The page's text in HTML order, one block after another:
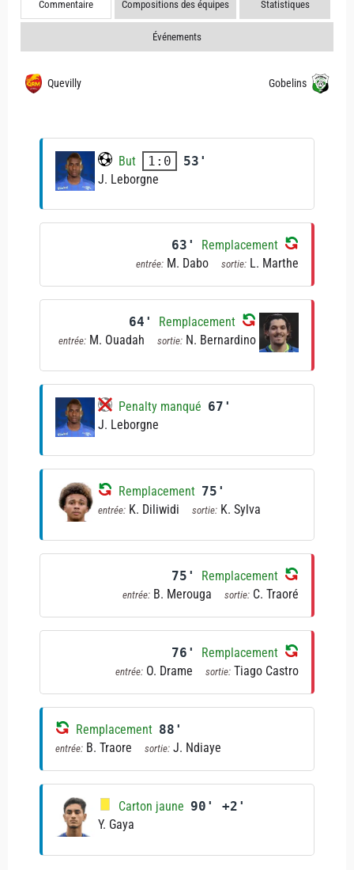
Commentaire Compositions des équipes Statistiques
Événements
Quevilly Gobelins
But 1:0
53'
J. Leborgne
63' Remplacement
entrée: M. Dabo sortie: L. Marthe
64' Remplacement
entrée: M. Ouadah sortie: N. Bernardino
Penalty manqué 67'
J. Leborgne
Remplacement 75'
entrée: K. Diliwidi sortie: K. Sylva
75' Remplacement
entrée: B. Merouga sortie: C. Traoré
76' Remplacement
entrée: O. Drame sortie: Tiago Castro
Remplacement 88'
entrée: B. Traore sortie: J. Ndiaye
Carton jaune 90' +2'
Y. Gaya